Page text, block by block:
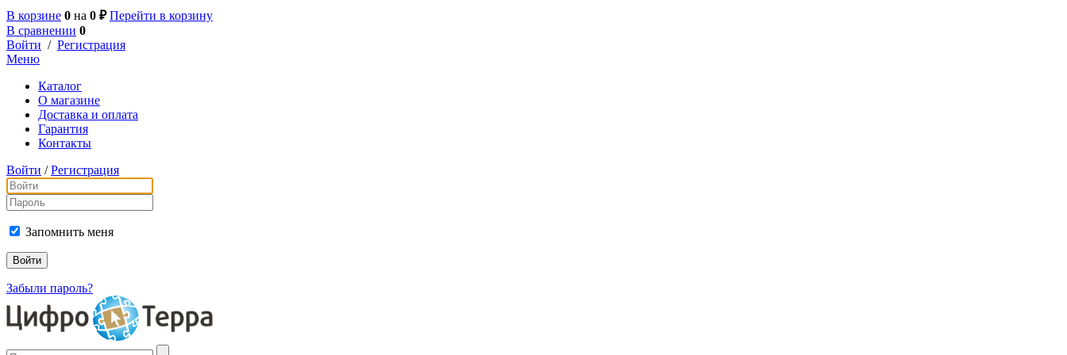
В корзине 0 на 0 ₽ Перейти в корзину
В сравнении 0
Войти / Регистрация
Меню
Каталог
О магазине
Доставка и оплата
Гарантия
Контакты
Войти / Регистрация
Запомнить меня
Забыли пароль?